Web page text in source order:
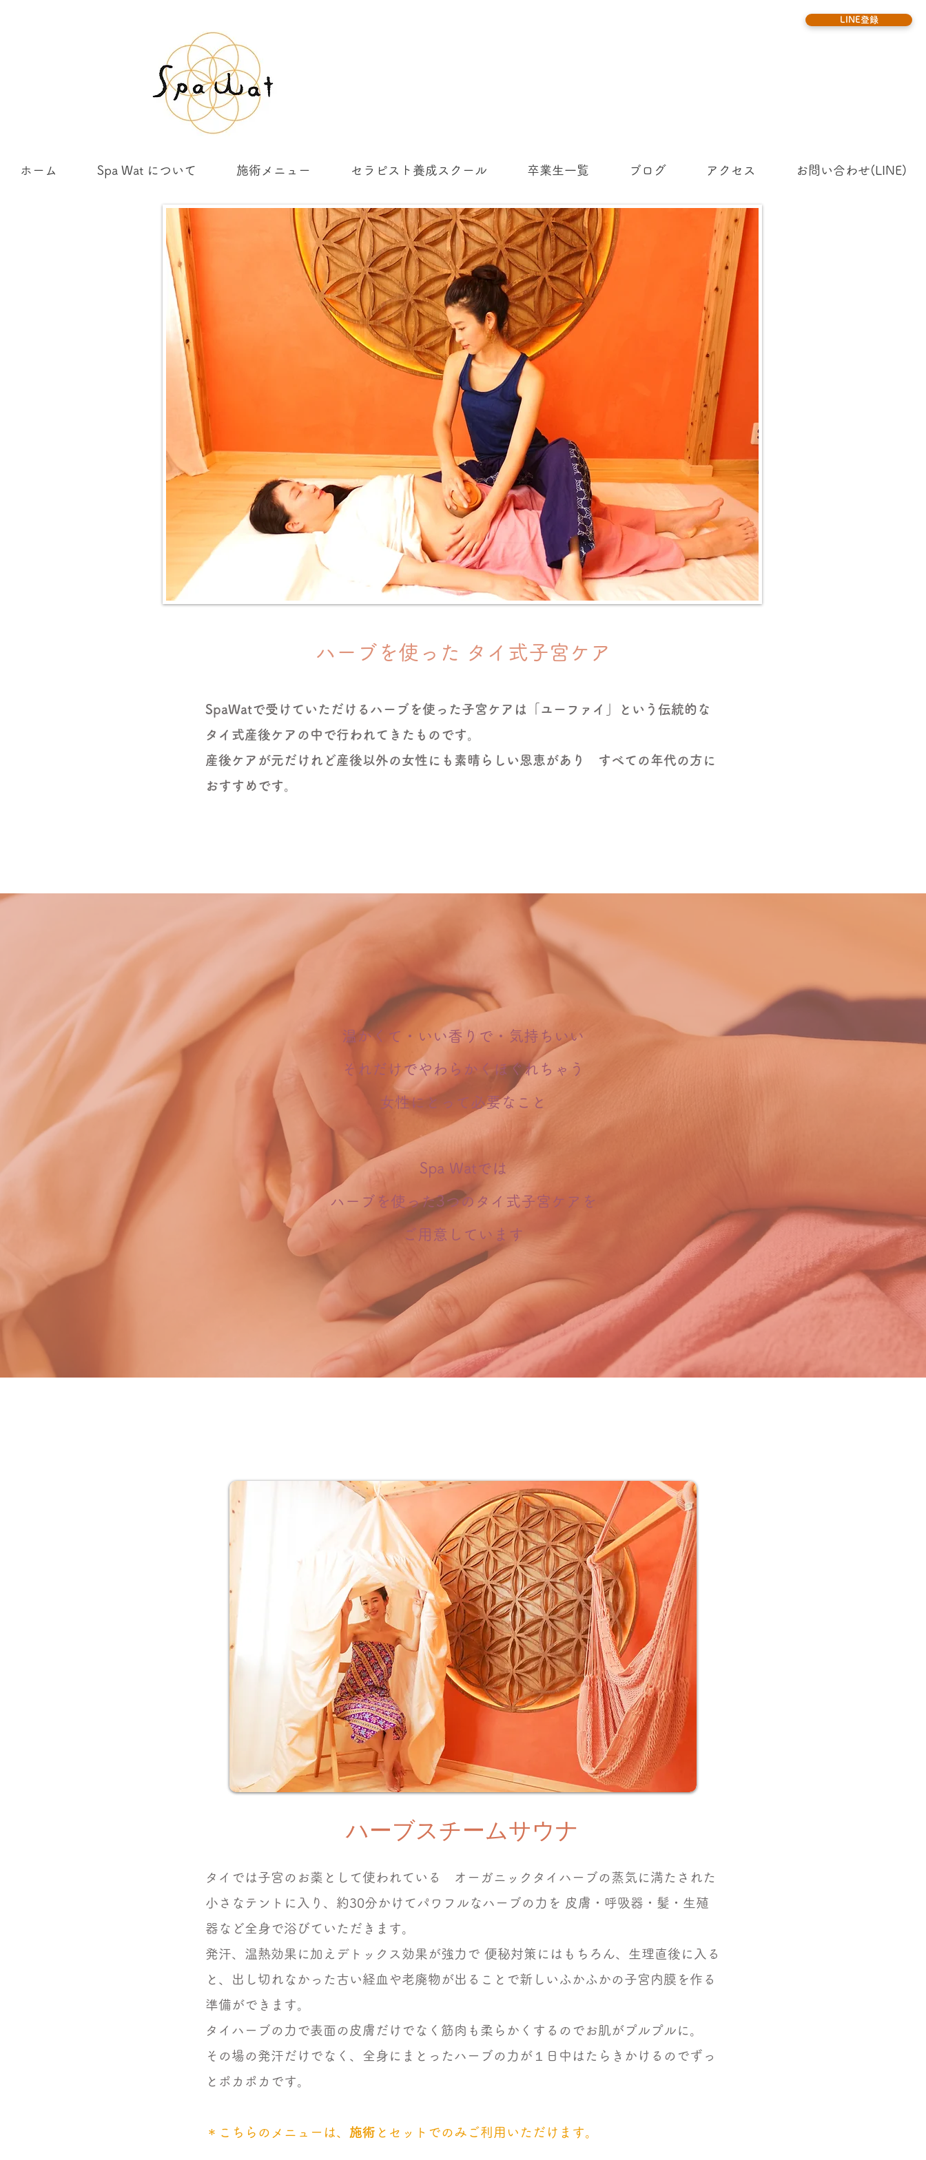
LINE登録
ホーム Spa Wat について 施術メニュー セラピスト養成スクール 卒業生一覧 ブログ アクセス お問い合わせ(LINE)
ハーブを使った タイ式子宮ケア
SpaWatで受けていただけるハーブを使った子宮ケアは「ユーファイ」という伝統的な
タイ式産後ケアの中で行われてきたものです。
産後ケアが元だけれど産後以外の女性にも素晴らしい恩恵があり すべての年代の方に
おすすめです。
温かくて・いい香りで・気持ちいい
それだけでやわらかくほぐれちゃう
女性にとって必要なこと
Spa Watでは
​ハーブを使った3つのタイ式子宮ケアを
​ご用意しています
ハーブスチームサウナ
タイでは子宮のお薬として使われている オーガニックタイハーブの蒸気に満たされた
小さなテントに入り、約30分かけてパワフルなハーブの力を 皮膚・呼吸器・髪・生殖
器など全身で浴びていただきます。
発汗、温熱効果に加えデトックス効果が強力で 便秘対策にはもちろん、生理直後に入る
と、出し切れなかった古い経血や老廃物が出ることで新しいふかふかの子宮内膜を作る
準備ができます。
タイハーブの力で表面の皮膚だけでなく筋肉も柔らかくするのでお肌がプルプルに。
その場の発汗だけでなく、全身にまとったハーブの力が１日中はたらきかけるのでずっ
とポカポカです。
＊こちらのメニューは、 施術 とセットでのみご利用いただけます。